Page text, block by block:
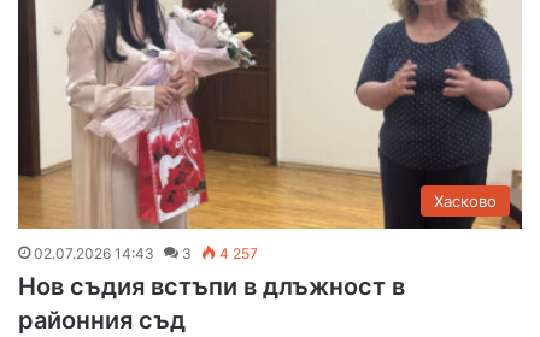
Хасково
02.07.2026 14:43 3 4 257
Нов съдия встъпи в длъжност в
районния съд